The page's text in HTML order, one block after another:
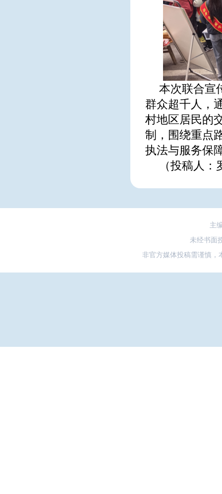
本次联合宣
群众超千人，
村地区居民的
制，围绕重点
执法与服务保
（投稿人：
主
未经书面
非官方媒体投稿需谨慎，